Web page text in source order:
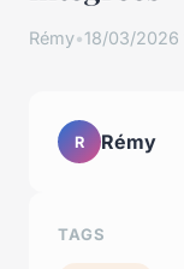
Rémy•18/03/2026
R Rémy
TAGS